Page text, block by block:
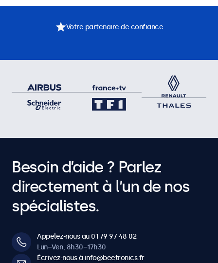
Votre partenaire de confiance
Besoin d’aide ? Parlez
directement à l’un de nos
spécialistes.
Appelez-nous au 01 79 97 48 02
Lun–Ven, 8h30–17h30
Écrivez-nous à info@beetronics.fr